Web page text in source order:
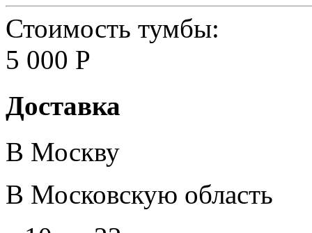
Стоимость тумбы:
5 000 Р
Доставка
В Москву
В Московскую область